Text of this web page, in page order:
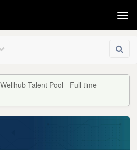
Wellhub Talent Pool - Full time -